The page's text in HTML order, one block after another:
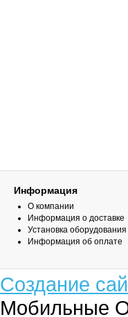
Информация
О компании
Информация о доставке
Установка оборудования
Информация об оплате
Создание
Мобильные